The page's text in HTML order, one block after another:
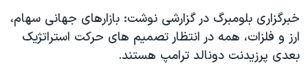
دادگاه حمید نوری
چهل سال گروگان‌گیری
خبرگزاری بلومبرگ در گزارشی نوشت: بازارهای جهانی سهام،
ارز و فلزات، همه در انتظار تصمیم های حرکت استراتژیک
بعدی پرزیدنت دونالد ترامپ هستند.